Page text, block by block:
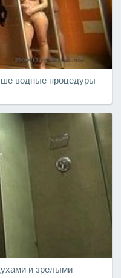
водные процедуры
и зрелыми